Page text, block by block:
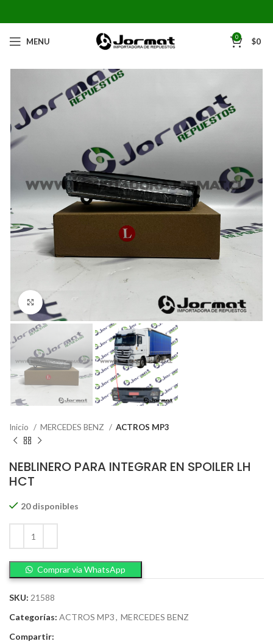
MENU 0 $0
Click to enlarge
Inicio MERCEDES BENZ ACTROS MP3
NEBLINERO PARA INTEGRAR EN SPOILER LH
HCT
20 disponibles
Comprar via WhatsApp
SKU: 21588
Categorías: ACTROS MP3, MERCEDES BENZ
Compartir: